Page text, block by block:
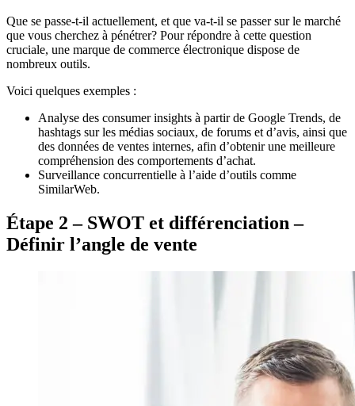
Que se passe-t-il actuellement, et que va-t-il se passer sur le marché
que vous cherchez à pénétrer? Pour répondre à cette question
cruciale, une marque de commerce électronique dispose de
nombreux outils.
Voici quelques exemples :
Analyse des consumer insights à partir de Google Trends, de
hashtags sur les médias sociaux, de forums et d’avis, ainsi que
des données de ventes internes, afin d’obtenir une meilleure
compréhension des comportements d’achat.
Surveillance concurrentielle à l’aide d’outils comme
SimilarWeb.
Étape 2 – SWOT et différenciation –
Définir l’angle de vente